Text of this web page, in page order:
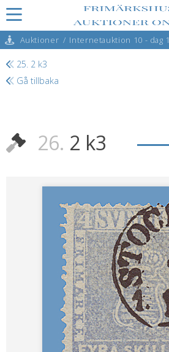
Auktioner / Internetauktion 10 - dag 1
25. 2 k3
Gå tillbaka
26. 2 k3